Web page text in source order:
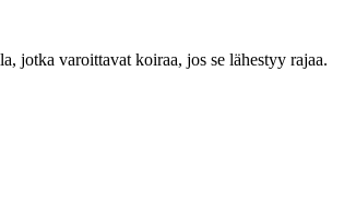
jotka varoittavat koiraa, jos se lähestyy rajaa.